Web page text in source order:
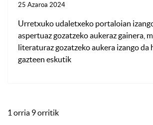
25 Azaroa 2024
Urretxuko udaletxeko portaloian
aspertuaz gozatzeko aukeraz gainera,
literaturaz gozatzeko aukera izango da
gazteen eskutik
1 orria 9 orritik